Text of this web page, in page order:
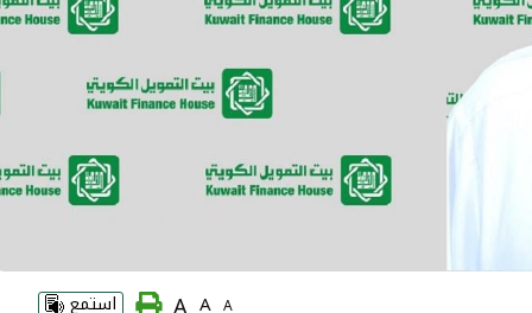
A
A استمع